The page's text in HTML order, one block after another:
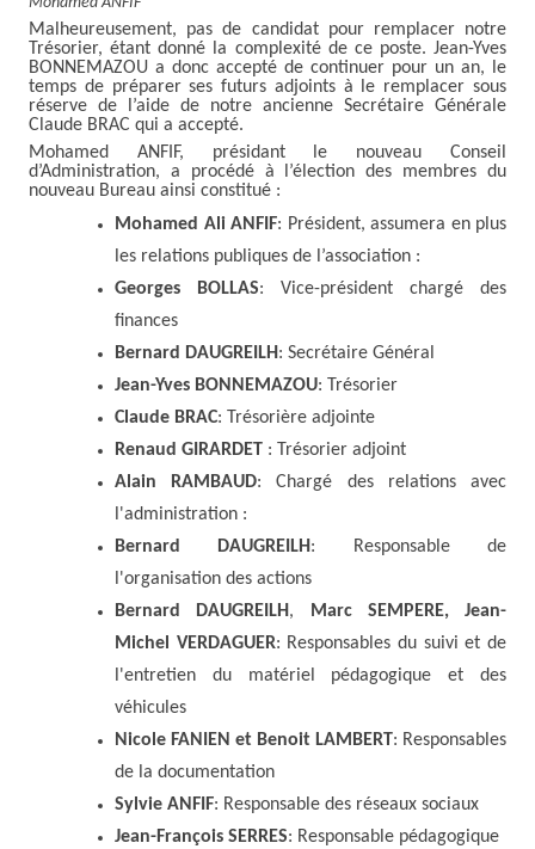
Malheureusement, pas de candidat pour remplacer notre
Trésorier, étant donné la complexité de ce poste. Jean-Yves
BONNEMAZOU a donc accepté de continuer pour un an, le
temps de préparer ses futurs adjoints à le remplacer sous
réserve de l’aide de notre ancienne Secrétaire Générale
Claude BRAC qui a accepté.
Mohamed ANFIF, présidant le nouveau Conseil
d’Administration, a procédé à l’élection des membres du
nouveau Bureau ainsi constitué :
Mohamed Ali ANFIF: Président, assumera en plus
les relations publiques de l’association :
Georges BOLLAS: Vice-président chargé des
finances
Bernard DAUGREILH: Secrétaire Général
Jean-Yves BONNEMAZOU: Trésorier
Claude BRAC: Trésorière adjointe
Renaud GIRARDET : Trésorier adjoint
Alain RAMBAUD: Chargé des relations avec
l'administration :
Bernard DAUGREILH: Responsable de
l'organisation des actions
Bernard DAUGREILH, Marc SEMPERE, Jean-
Michel VERDAGUER: Responsables du suivi et de
l'entretien du matériel pédagogique et des
véhicules
Nicole FANIEN et Benoit LAMBERT: Responsables
de la documentation
Sylvie ANFIF: Responsable des réseaux sociaux
Jean-François SERRES: Responsable pédagogique